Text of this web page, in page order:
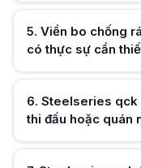
5. Viền bo chống
có thực sự cần
6. Steelseries qck
thi đấu hoặc quán